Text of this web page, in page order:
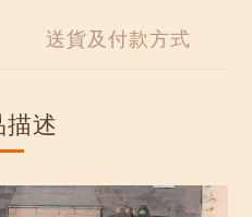
送貨及付款方式
描述